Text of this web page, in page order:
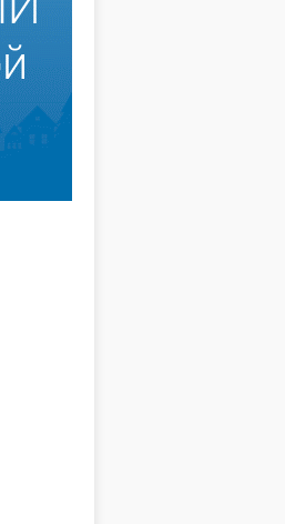
снизу
июня этого года с
визитом в нашем
губернатор
области В. В. Якушев.
пресс-
средств массовой